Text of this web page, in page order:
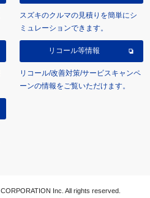
スズキのクルマの見積りを簡単にシ
ミュレーションできます。
リコール等情報
リコール/改善対策/サービスキャンペ
ーンの情報をご覧いただけます。
Inc. All rights reserved.